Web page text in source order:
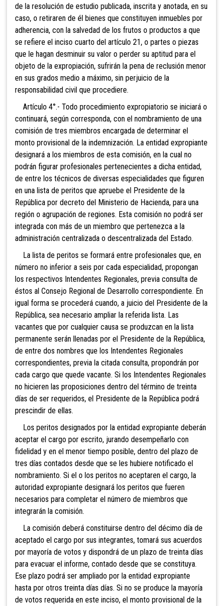
de la resolución de estudio publicada, inscrita y anotada, en su
caso, o retiraren de él bienes que constituyen inmuebles por
adherencia, con la salvedad de los frutos o productos a que
se refiere el inciso cuarto del artículo 21, o partes o piezas
que le hagan desminuir su valor o perder su aptitud para el
objeto de la expropiación, sufrirán la pena de reclusión menor
en sus grados medio a máximo, sin perjuicio de la
responsabilidad civil que procediere.
Artículo 4°.- Todo procedimiento expropiatorio se iniciará o
continuará, según corresponda, con el nombramiento de una
comisión de tres miembros encargada de determinar el
monto provisional de la indemnización. La entidad expropiante
designará a los miembros de esta comisión, en la cual no
podrán figurar profesionales pertenecientes a dicha entidad,
de entre los técnicos de diversas especialidades que figuren
en una lista de peritos que apruebe el Presidente de la
República por decreto del Ministerio de Hacienda, para una
región o agrupación de regiones. Esta comisión no podrá ser
integrada con más de un miembro que pertenezca a la
administración centralizada o descentralizada del Estado.
La lista de peritos se formará entre profesionales que, en
número no inferior a seis por cada especialidad, propongan
los respectivos Intendentes Regionales, previa consulta de
éstos al Consejo Regional de Desarrollo correspondiente. En
igual forma se procederá cuando, a juicio del Presidente de la
República, sea necesario ampliar la referida lista. Las
vacantes que por cualquier causa se produzcan en la lista
permanente serán llenadas por el Presidente de la República,
de entre dos nombres que los Intendentes Regionales
correspondientes, previa la citada consulta, propondrán por
cada cargo que quede vacante. Si los Intendentes Regionales
no hicieren las proposiciones dentro del término de treinta
días de ser requeridos, el Presidente de la República podrá
prescindir de ellas.
Los peritos designados por la entidad expropiante deberán
aceptar el cargo por escrito, jurando desempeñarlo con
fidelidad y en el menor tiempo posible, dentro del plazo de
tres días contados desde que se les hubiere notificado el
nombramiento. Si el o los peritos no aceptaren el cargo, la
autoridad expropiante designará los peritos que fueren
necesarios para completar el número de miembros que
integrarán la comisión.
La comisión deberá constituirse dentro del décimo día de
aceptado el cargo por sus integrantes, tomará sus acuerdos
por mayoría de votos y dispondrá de un plazo de treinta días
para evacuar el informe, contado desde que se constituya.
Ese plazo podrá ser ampliado por la entidad expropiante
hasta por otros treinta días días. Si no se produce la mayoría
de votos requerida en este inciso, el monto provisional de la